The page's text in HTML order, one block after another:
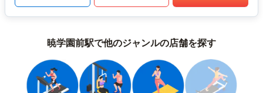
暁学園前駅で他のジャンルの店舗を探す